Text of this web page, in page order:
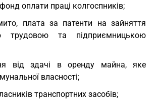
оплати праці колгоспників;
плата за патенти на зайняття
трудовою та підприємницькою
від здачі в оренду майна, яке
власності;
транспортних засобів;